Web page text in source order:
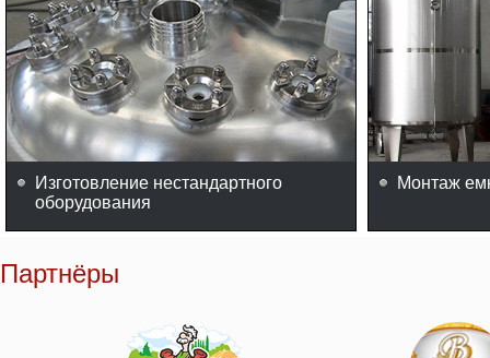
Изготовление нестандартного
оборудования
Монтаж
Партнёры